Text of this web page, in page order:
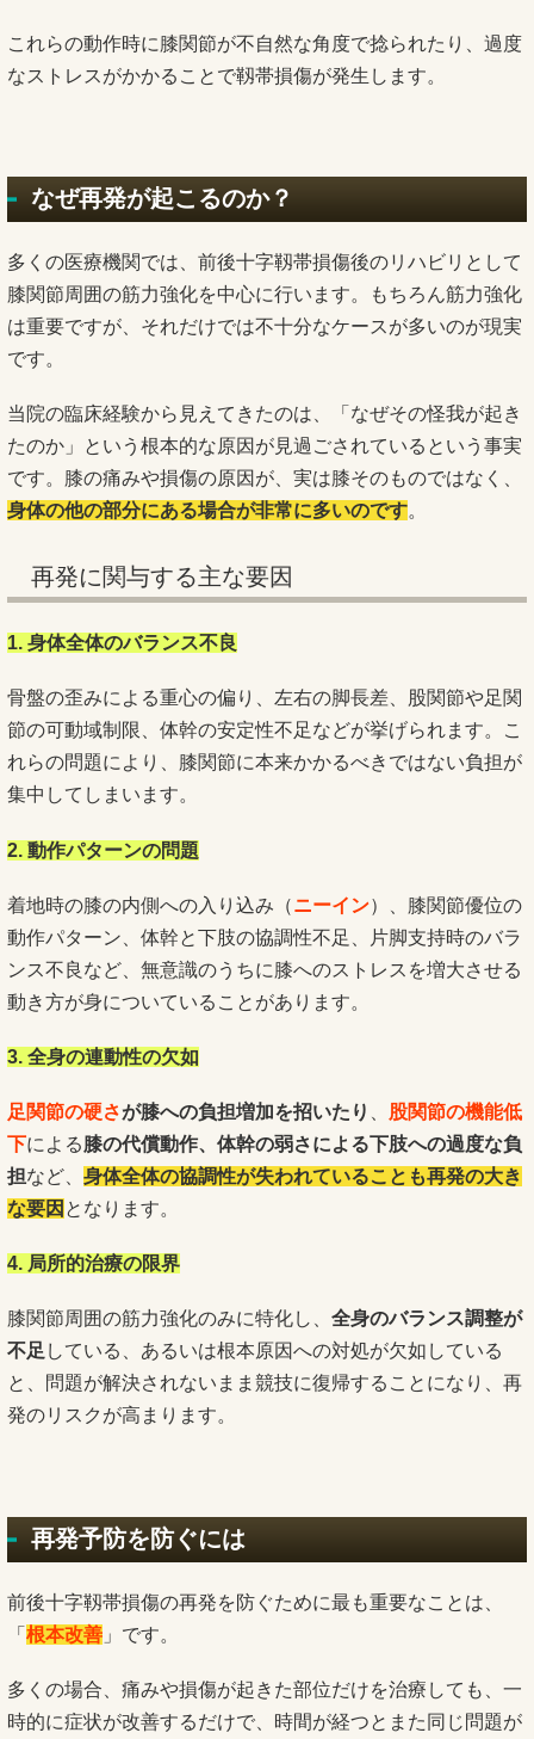
これらの動作時に膝関節が不自然な角度で捻られたり、過度
なストレスがかかることで靱帯損傷が発生します。
なぜ再発が起こるのか？
多くの医療機関では、前後十字靱帯損傷後のリハビリとして
膝関節周囲の筋力強化を中心に行います。もちろん筋力強化
は重要ですが、それだけでは不十分なケースが多いのが現実
です。
当院の臨床経験から見えてきたのは、「なぜその怪我が起き
たのか」という根本的な原因が見過ごされているという事実
です。膝の痛みや損傷の原因が、実は膝そのものではなく、
身体の他の部分にある場合が非常に多いのです。
再発に関与する主な要因
1. 身体全体のバランス不良
骨盤の歪みによる重心の偏り、左右の脚長差、股関節や足関
節の可動域制限、体幹の安定性不足などが挙げられます。こ
れらの問題により、膝関節に本来かかるべきではない負担が
集中してしまいます。
2. 動作パターンの問題
着地時の膝の内側への入り込み（ニーイン）、膝関節優位の
動作パターン、体幹と下肢の協調性不足、片脚支持時のバラ
ンス不良など、無意識のうちに膝へのストレスを増大させる
動き方が身についていることがあります。
3. 全身の連動性の欠如
足関節の硬さが膝への負担増加を招いたり
股関節の機能低
下による膝の代償動作、体幹の弱さによる下肢への過度な負
担など、 身体全体の協調性が失われていることも再発の大き
な要因 となります。
4. 局所的治療の限界
膝関節周囲の筋力強化のみに特化し、 全身のバランス調整が
不足している、あるいは根本原因への対処が欠如している
と、問題が解決されないまま競技に復帰することになり、再
発のリスクが高まります。
再発予防を防ぐには
前後十字靱帯損傷の再発を防ぐために最も重要なことは、
「 根本改善 」です。
多くの場合、痛みや損傷が起きた部位だけを治療しても、一
時的に症状が改善するだけで、時間が経つとまた同じ問題が